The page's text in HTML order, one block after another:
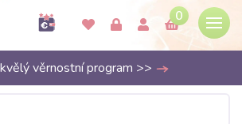
0
věrnostní program >>